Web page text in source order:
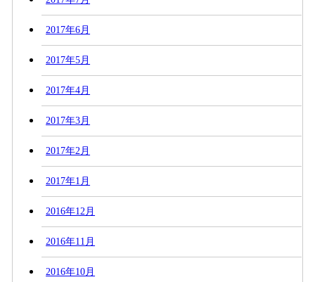
2017年6月
2017年5月
2017年4月
2017年3月
2017年2月
2017年1月
2016年12月
2016年11月
2016年10月